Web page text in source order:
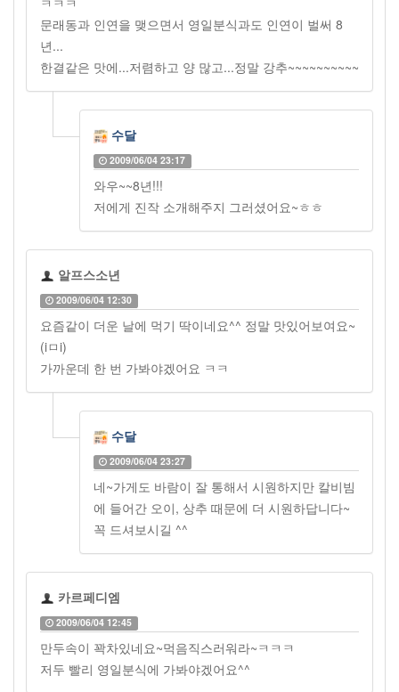
문래동과 인연을 맺으면서 영일분식과도 인연이 벌써 8
년...
한결같은 맛에...저렴하고 양 많고...정말 강추~~~~~~~~~~
수달
2009/06/04 23:17
와우~~8년!!!
저에게 진작 소개해주지 그러셨어요~ㅎㅎ
알프스소년
2009/06/04 12:30
요즘같이 더운 날에 먹기 딱이네요^^ 정말 맛있어보여요~
(iㅁi)
가까운데 한 번 가봐야겠어요 ㅋㅋ
수달
2009/06/04 23:27
네~가게도 바람이 잘 통해서 시원하지만 칼비빔
에 들어간 오이, 상추 때문에 더 시원하답니다~
꼭 드셔보시길 ^^
카르페디엠
2009/06/04 12:45
만두속이 꽉차있네요~먹음직스러워라~ㅋㅋㅋ
저두 빨리 영일분식에 가봐야겠어요^^